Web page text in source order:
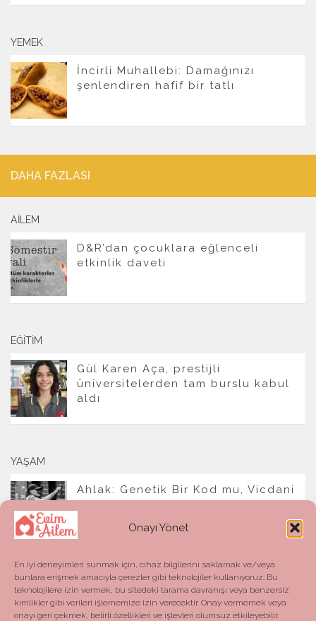
Onayı Yönet
En iyi deneyimleri sunmak için, cihaz bilgilerini saklamak ve/veya
bunlara erişmek amacıyla çerezler gibi teknolojiler kullanıyoruz. Bu
teknolojilere izin vermek, bu sitedeki tarama davranışı veya benzersiz
kimlikler gibi verileri işlememize izin verecektir. Onay vermemek veya
onayı geri çekmek, belirli özellikleri ve işlevleri olumsuz etkileyebilir.
YEMEK
İncirli Muhallebi: Damağınızı
şenlendiren hafif bir tatlı
DAHA FAZLASI
AILEM
D&R’dan çocuklara eğlenceli
etkinlik daveti
EĞITIM
Gül Karen Aça, prestijli
üniversitelerden tam burslu kabul
aldı
YAŞAM
Ahlak: Genetik Bir Kod mu, Vicdani
Bir Refleks mi?